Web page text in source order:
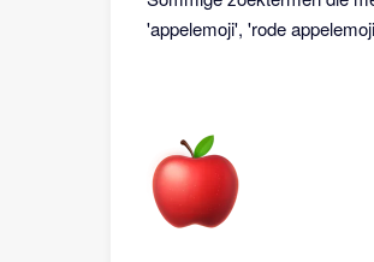
'appelemoji', 'rode